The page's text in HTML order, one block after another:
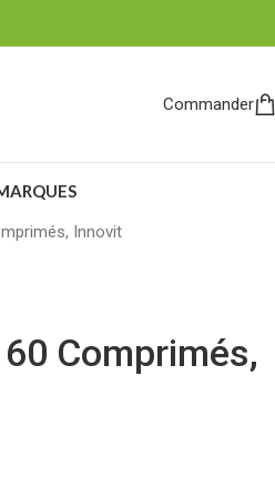
Commander
Innovit
Comprimés,